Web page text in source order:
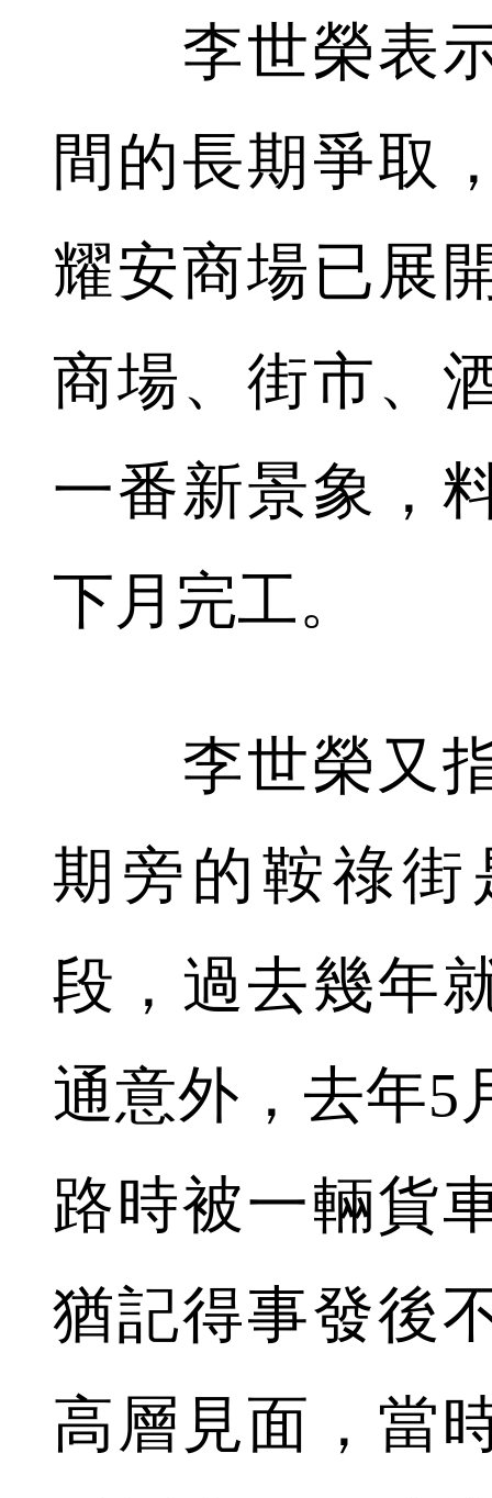
李世榮表示
間的長期爭取
耀安商場已展
商場、街市、
一番新景象，
下月完工。
李世榮又指
期旁的鞍祿
段，過去幾年
通意外，去年5
路時被一輛貨
猶記得事發後
高層見面，當